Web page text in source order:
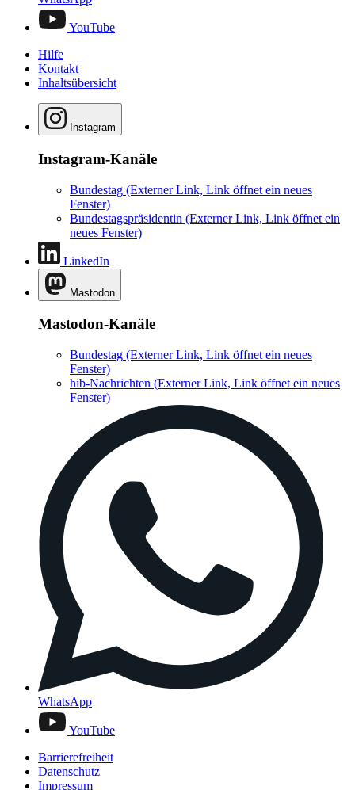
YouTube
Hilfe
Kontakt
Inhaltsübersicht
Instagram
Instagram-Kanäle
Bundestag (Externer Link, Link öffnet ein neues
Fenster)
Bundestagspräsidentin (Externer Link, Link öffnet ein
neues Fenster)
LinkedIn
Mastodon
Mastodon-Kanäle
Bundestag (Externer Link, Link öffnet ein neues
Fenster)
hib-Nachrichten (Externer Link, Link öffnet ein neues
Fenster)
WhatsApp
YouTube
Barrierefreiheit
Datenschutz
Impressum